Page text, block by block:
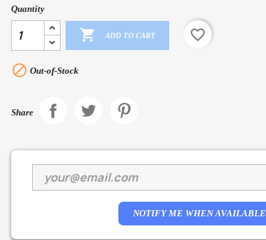
Quantity
 ADD TO CART favorite_border
 Out-of-Stock
Share
NOTIFY ME WHEN AVAILABLE